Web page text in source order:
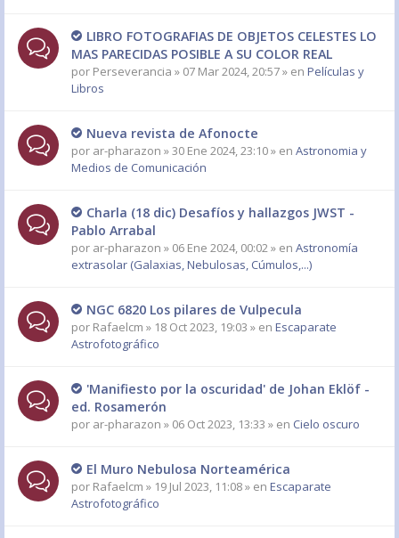
LIBRO FOTOGRAFIAS DE OBJETOS CELESTES LO
MAS PARECIDAS POSIBLE A SU COLOR REAL
por Perseverancia » 07 Mar 2024, 20:57 » en Películas y
Libros
Nueva revista de Afonocte
por ar-pharazon » 30 Ene 2024, 23:10 » en Astronomia y
Medios de Comunicación
Charla (18 dic) Desafíos y hallazgos JWST -
Pablo Arrabal
por ar-pharazon » 06 Ene 2024, 00:02 » en Astronomía
extrasolar (Galaxias, Nebulosas, Cúmulos,...)
NGC 6820 Los pilares de Vulpecula
por Rafaelcm » 18 Oct 2023, 19:03 » en Escaparate
Astrofotográfico
'Manifiesto por la oscuridad' de Johan Eklöf -
ed. Rosamerón
por ar-pharazon » 06 Oct 2023, 13:33 » en Cielo oscuro
El Muro Nebulosa Norteamérica
por Rafaelcm » 19 Jul 2023, 11:08 » en Escaparate
Astrofotográfico